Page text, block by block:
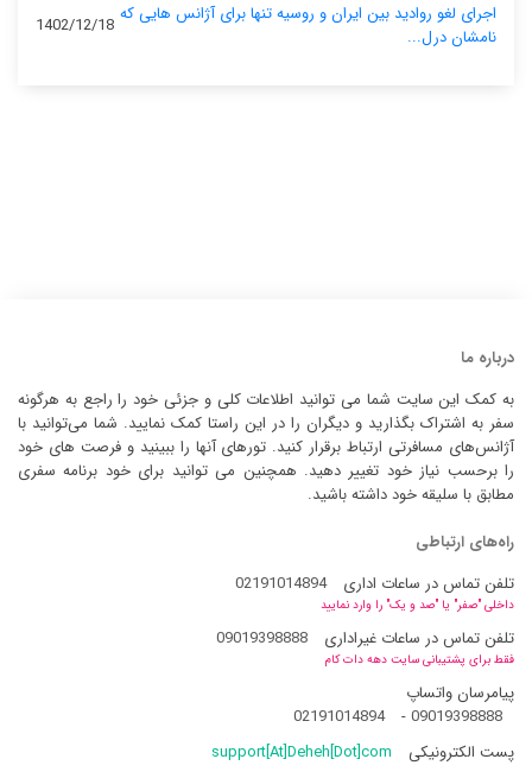
اجرای لغو روادید بین ایران و روسیه تنها برای آژانس‌ هایی که
نامشان درل...
1402/12/18
درباره ما
به کمک این سایت شما می توانید اطلاعات کلی و جزئی خود را راجع به هرگونه
سفر به اشتراک بگذارید و دیگران را در این راستا کمک نمایید. شما می‌توانید با
آژانس‌های مسافرتی ارتباط برقرار کنید. تورهای آنها را ببینید و فرصت های خود
را برحسب نیاز خود تغییر دهید. همچنین می توانید برای خود برنامه سفری
مطابق با سلیقه خود داشته باشید.
راه‌های ارتباطی
تلفن تماس در ساعات اداری
02191014894
داخلی "صفر" یا "صد و یک" را وارد نمایید
تلفن تماس در ساعات غیراداری 09019398888
فقط برای پشتیبانی سایت دهه دات کام
پیامرسان واتساپ
09019398888
-
02191014894
پست الکترونیکی
support[At]Deheh[Dot]com